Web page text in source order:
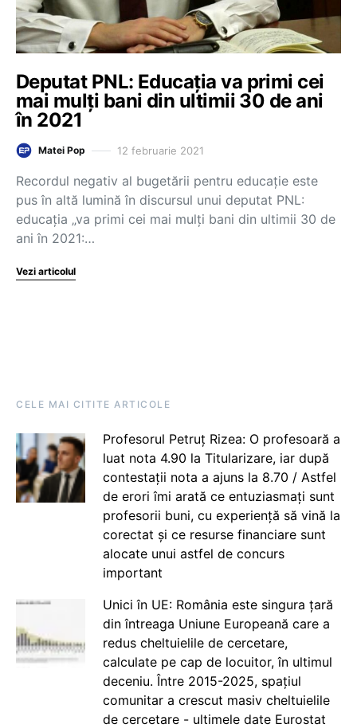
Deputat PNL: Educația va primi cei
mai mulți bani din ultimii 30 de ani
în 2021
Matei Pop 12 februarie 2021
Recordul negativ al bugetării pentru educație este
pus în altă lumină în discursul unui deputat PNL:
educația „va primi cei mai mulți bani din ultimii 30 de
ani în 2021:…
Vezi articolul
CELE MAI CITITE ARTICOLE
Profesorul Petruț Rizea: O profesoară a
luat nota 4.90 la Titularizare, iar după
contestații nota a ajuns la 8.70 / Astfel
de erori îmi arată ce entuziasmați sunt
profesorii buni, cu experiență să vină la
corectat și ce resurse financiare sunt
alocate unui astfel de concurs
important
Unici în UE: România este singura țară
din întreaga Uniune Europeană care a
redus cheltuielile de cercetare,
calculate pe cap de locuitor, în ultimul
deceniu. Între 2015-2025, spațiul
comunitar a crescut masiv cheltuielile
de cercetare - ultimele date Eurostat